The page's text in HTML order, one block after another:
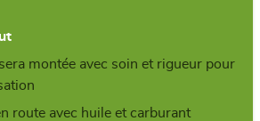
montée avec soin et rigueur pour
route avec huile et carburant